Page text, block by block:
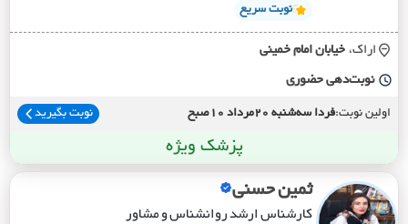
نوبت سریع
اراک، خيابان امام خميني
نوبت‌دهی حضوری
اولین نوبت:فردا سه‌شنبه 20مرداد 10صبح نوبت بگیرید
پزشک ویژه
ثمین حسنی
کارشناس ارشد روانشناس و مشاور